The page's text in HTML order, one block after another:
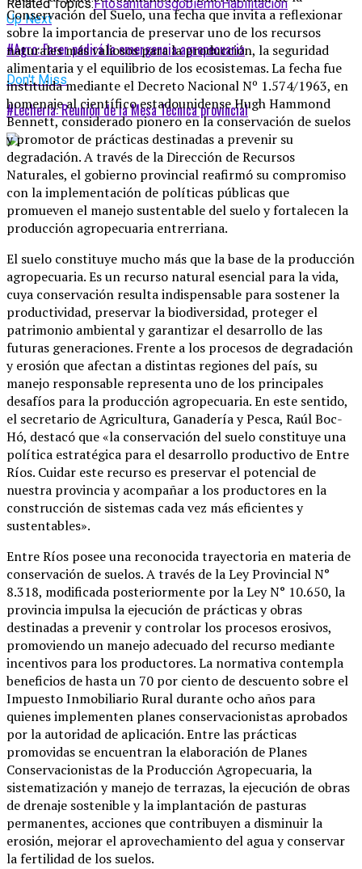
Related Topics:FitosanitariosgobiernoHabilitación
Up Next
#Agro: Farer pedirá la emergencia agropecuaria
Don't Miss
#Lechería: Reunión de la Mesa Técnica provincial
Conservación del Suelo, una fecha que invita a reflexionar
sobre la importancia de preservar uno de los recursos
naturales más valiosos para la producción, la seguridad
alimentaria y el equilibrio de los ecosistemas. La fecha fue
instituida mediante el Decreto Nacional Nº 1.574/1963, en
homenaje al científico estadounidense Hugh Hammond
Bennett, considerado pionero en la conservación de suelos
y promotor de prácticas destinadas a prevenir su
degradación. A través de la Dirección de Recursos
Naturales, el gobierno provincial reafirmó su compromiso
con la implementación de políticas públicas que
promueven el manejo sustentable del suelo y fortalecen la
producción agropecuaria entrerriana.
El suelo constituye mucho más que la base de la producción
agropecuaria. Es un recurso natural esencial para la vida,
cuya conservación resulta indispensable para sostener la
productividad, preservar la biodiversidad, proteger el
patrimonio ambiental y garantizar el desarrollo de las
futuras generaciones. Frente a los procesos de degradación
y erosión que afectan a distintas regiones del país, su
manejo responsable representa uno de los principales
desafíos para la producción agropecuaria. En este sentido,
el secretario de Agricultura, Ganadería y Pesca, Raúl Boc-
Hó, destacó que «la conservación del suelo constituye una
política estratégica para el desarrollo productivo de Entre
Ríos. Cuidar este recurso es preservar el potencial de
nuestra provincia y acompañar a los productores en la
construcción de sistemas cada vez más eficientes y
sustentables».
Entre Ríos posee una reconocida trayectoria en materia de
conservación de suelos. A través de la Ley Provincial N°
8.318, modificada posteriormente por la Ley N° 10.650, la
provincia impulsa la ejecución de prácticas y obras
destinadas a prevenir y controlar los procesos erosivos,
promoviendo un manejo adecuado del recurso mediante
incentivos para los productores. La normativa contempla
beneficios de hasta un 70 por ciento de descuento sobre el
Impuesto Inmobiliario Rural durante ocho años para
quienes implementen planes conservacionistas aprobados
por la autoridad de aplicación. Entre las prácticas
promovidas se encuentran la elaboración de Planes
Conservacionistas de la Producción Agropecuaria, la
sistematización y manejo de terrazas, la ejecución de obras
de drenaje sostenible y la implantación de pasturas
permanentes, acciones que contribuyen a disminuir la
erosión, mejorar el aprovechamiento del agua y conservar
la fertilidad de los suelos.